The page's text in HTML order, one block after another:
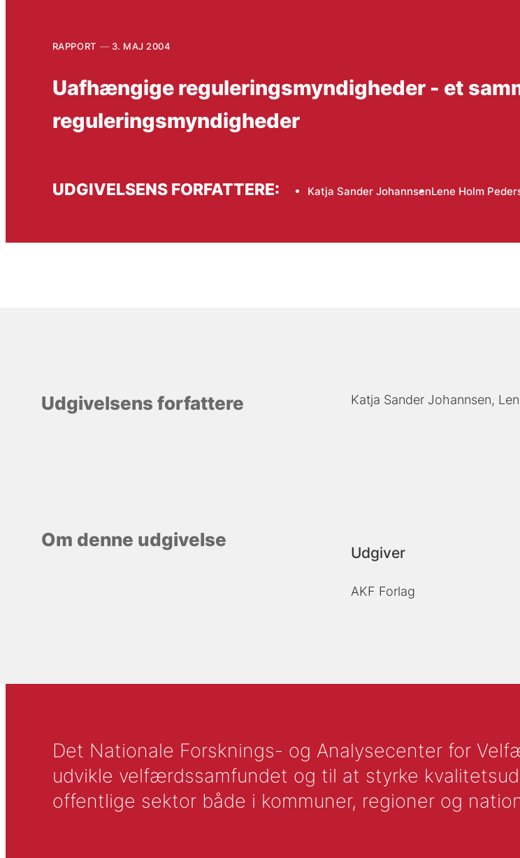
RAPPORT 3. MAJ 2004
Uafhængige reguleringsmyndigheder - et
reguleringsmyndigheder
UDGIVELSENS FORFATTERE: Katja Sander JohannsenLene Holm
Udgivelsens forfattere Katja Sander Johannsen
Om denne udgivelse
Udgiver
AKF Forlag
Det Nationale Forsknings- og Analysecenter for
udvikle velfærdssamfundet og til at styrke
offentlige sektor både i kommuner, regioner og